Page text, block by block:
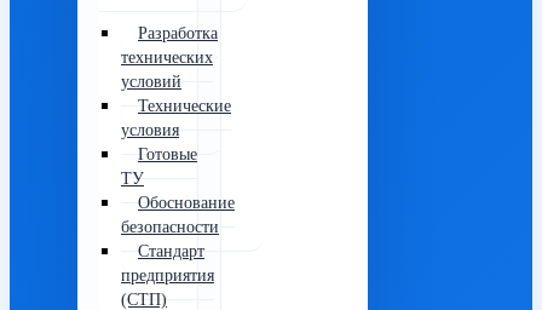
Разработка
технических
условий
Технические
условия
Готовые
ТУ
Обоснование
безопасности
Стандарт
предприятия
(СТП)